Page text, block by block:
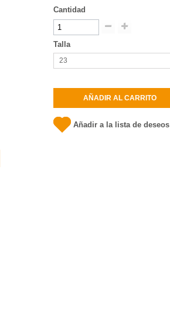
Cantidad
Talla
23
AÑADIR AL CARRITO
Añadir a la lista de deseos